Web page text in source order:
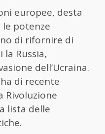
europee, desta
le potenze
di rifornire di
la Russia,
dell’Ucraina.
di recente
Rivoluzione
lista delle